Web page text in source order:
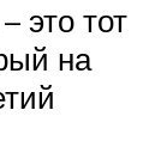
это тот
на